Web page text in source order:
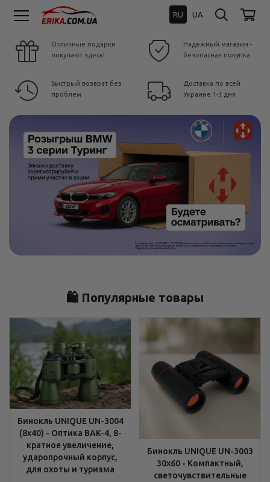
RU UA
Отличные подарки
покупают здесь!
Надежный магазин -
безопасная покупка
Быстрый возврат без
проблем
Доставка по всей
Украине 1-3 дня
🛍️ Популярные товары
Бинокль UNIQUE UN-3004
(8x40) - Оптика BAK-4, 8-
кратное увеличение,
ударопрочный корпус,
для охоты и туризма
Бинокль UNIQUE UN-3003
30x60 - Компактный,
светочувствительные